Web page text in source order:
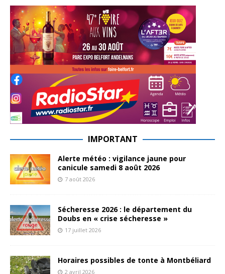
IMPORTANT
Alerte météo : vigilance jaune pour
canicule samedi 8 août 2026
7 août 2026
Sécheresse 2026 : le département du
Doubs en « crise sécheresse »
17 juillet 2026
Horaires possibles de tonte à Montbéliard
2 avril 2026